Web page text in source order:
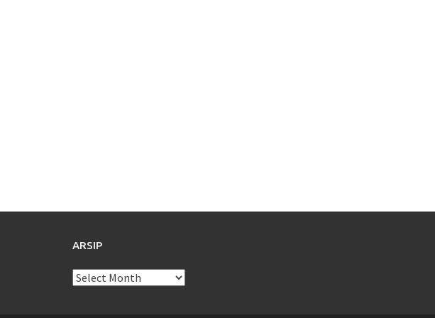
ARSIP
Arsip